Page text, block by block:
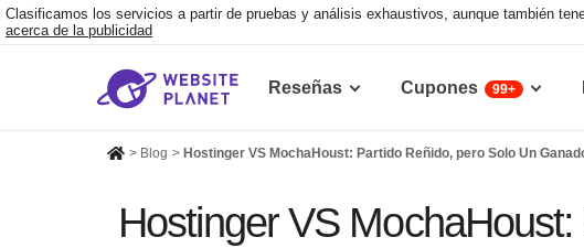
Clasificamos los servicios a partir de pruebas y análisis exhaustivos, aunque también
acerca de la publicidad
Reseñas Cupones 99+
> Blog > Hostinger VS MochaHoust: Partido Reñido, pero Solo Un
Hostinger VS